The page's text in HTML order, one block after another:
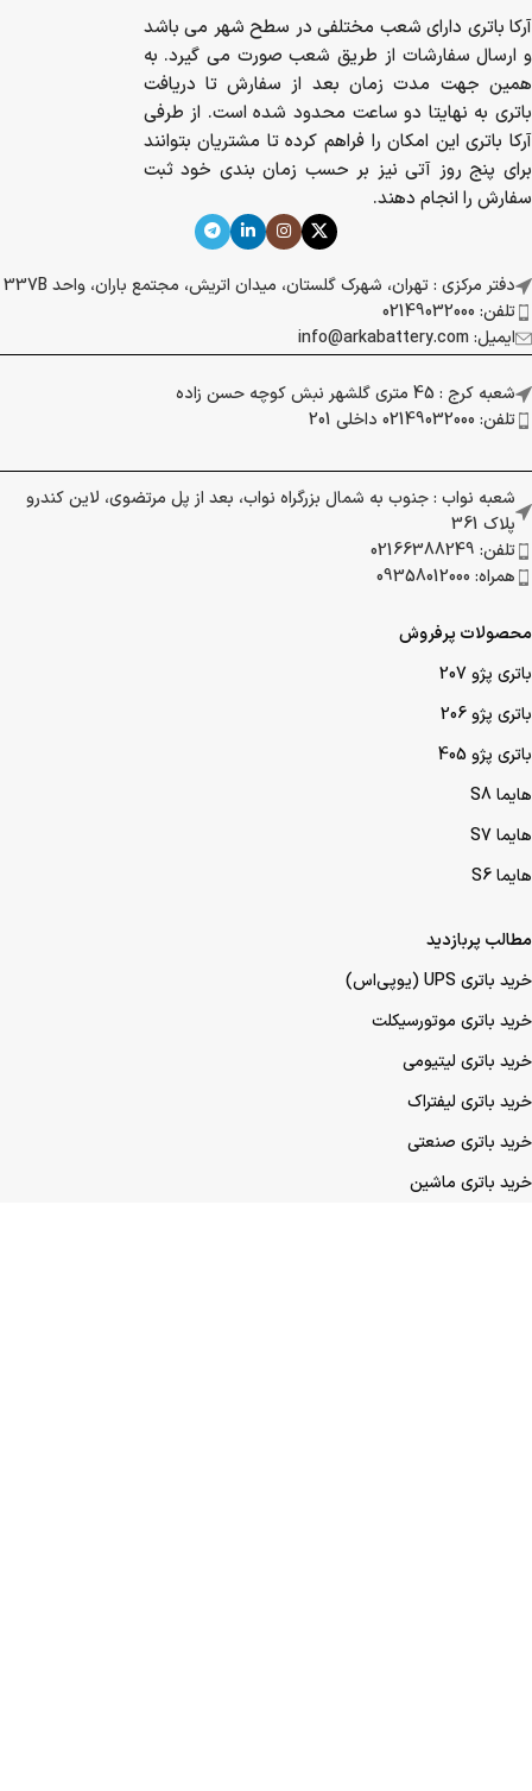
آرکا باتری دارای شعب مختلفی در سطح شهر می باشد
و ارسال سفارشات از طریق شعب صورت می گیرد. به
همین جهت مدت زمان بعد از سفارش تا دریافت
باتری به نهایتا دو ساعت محدود شده است. از طرفی
آرکا باتری این امکان را فراهم کرده تا مشتریان بتوانند
برای پنج روز آتی نیز بر حسب زمان بندی خود ثبت
سفارش را انجام دهند.
دفتر مرکزی : تهران، شهرک گلستان، میدان اتریش، مجتمع باران، واحد 337B
تلفن: 02149032000
ایمیل: info@arkabattery.com
شعبه کرج : 45 متری گلشهر نبش کوچه حسن زاده
تلفن: 02149032000 داخلی 201
شعبه نواب : جنوب به شمال بزرگراه نواب، بعد از پل مرتضوی، لاین کندرو
پلاک 361
تلفن: 02166388249
همراه: 09358012000
محصولات پرفروش
باتری پژو 207
باتری پژو 206
باتری پژو 405
هایما S8
هایما S7
هایما S6
مطالب پربازدید
خرید باتری UPS (یو‌پی‌اس)
خرید باتری موتورسیکلت
خرید باتری لیتیومی
خرید باتری لیفتراک
خرید باتری صنعتی
خرید باتری ماشین